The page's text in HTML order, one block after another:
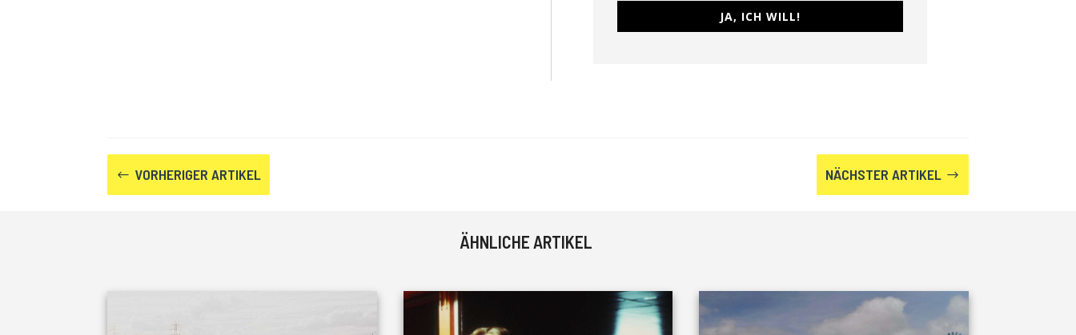
JA, ICH WILL!
# VORHERIGER ARTIKEL NÄCHSTER ARTIKEL $
ÄHNLICHE ARTIKEL